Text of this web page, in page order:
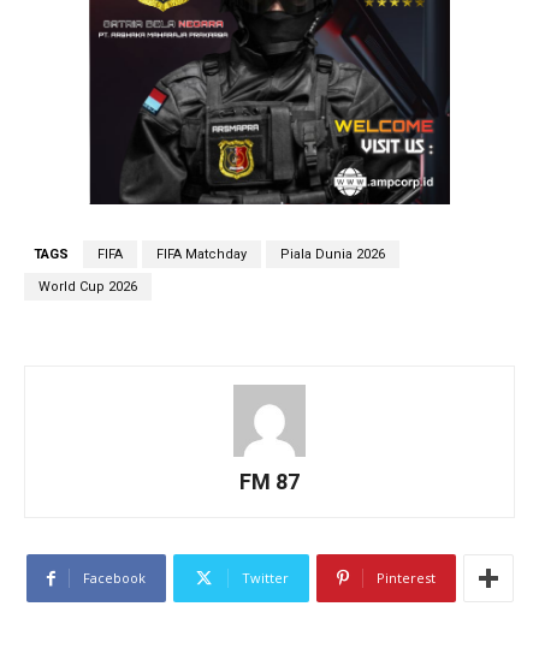
TAGS FIFA FIFA Matchday Piala Dunia 2026
World Cup 2026
FM 87
Facebook Twitter Pinterest